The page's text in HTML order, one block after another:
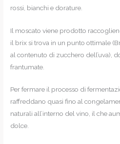
rossi, bianchi e dorature.
Il moscato viene prodotto
il brix si trova in un punto ottimale
al contenuto di zucchero dell’uva),
frantumate.
Per fermare il processo di
raffreddano quasi fino al
naturali all’interno del vino, il che
dolce.